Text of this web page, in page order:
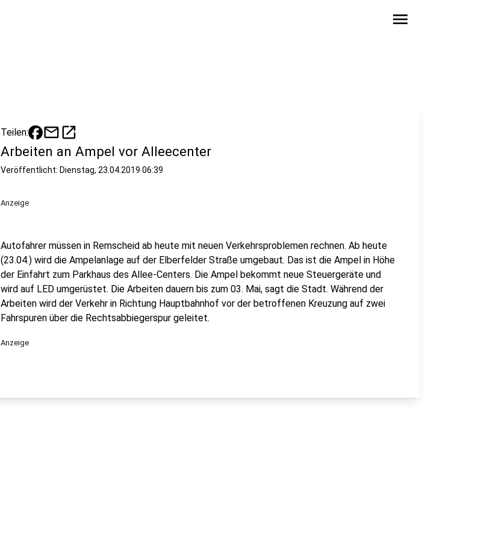
menu
Teilen: mailopen_in_new
Arbeiten an Ampel vor Alleecenter
Veröffentlicht: Dienstag, 23.04.2019 06:39
Anzeige
Autofahrer müssen in Remscheid ab heute mit neuen Verkehrsproblemen rechnen. Ab heute
(23.04.) wird die Ampelanlage auf der Elberfelder Straße umgebaut. Das ist die Ampel in Höhe
der Einfahrt zum Parkhaus des Allee-Centers. Die Ampel bekommt neue Steuergeräte und
wird auf LED umgerüstet. Die Arbeiten dauern bis zum 03. Mai, sagt die Stadt. Während der
Arbeiten wird der Verkehr in Richtung Hauptbahnhof vor der betroffenen Kreuzung auf zwei
Fahrspuren über die Rechtsabbiegerspur geleitet.
Anzeige